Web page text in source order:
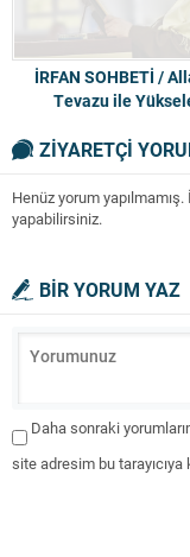
İRFAN SOHBETİ /
Tevazu ile
ZİYARETÇİ
Henüz yorum
yapabilirsiniz.
BİR YORUM YAZ
Daha sonraki
site adresim bu